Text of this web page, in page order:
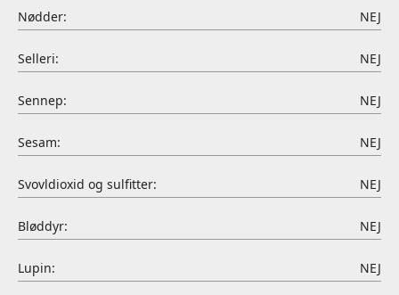
Nødder: NEJ
Selleri: NEJ
Sennep: NEJ
Sesam: NEJ
Svovldioxid og sulfitter: NEJ
Bløddyr: NEJ
Lupin: NEJ